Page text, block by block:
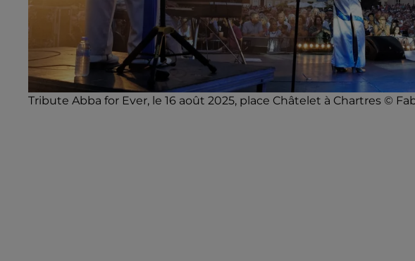
Tribute Abba for Ever, le 16 août 2025, place Châtelet à Chartres ©